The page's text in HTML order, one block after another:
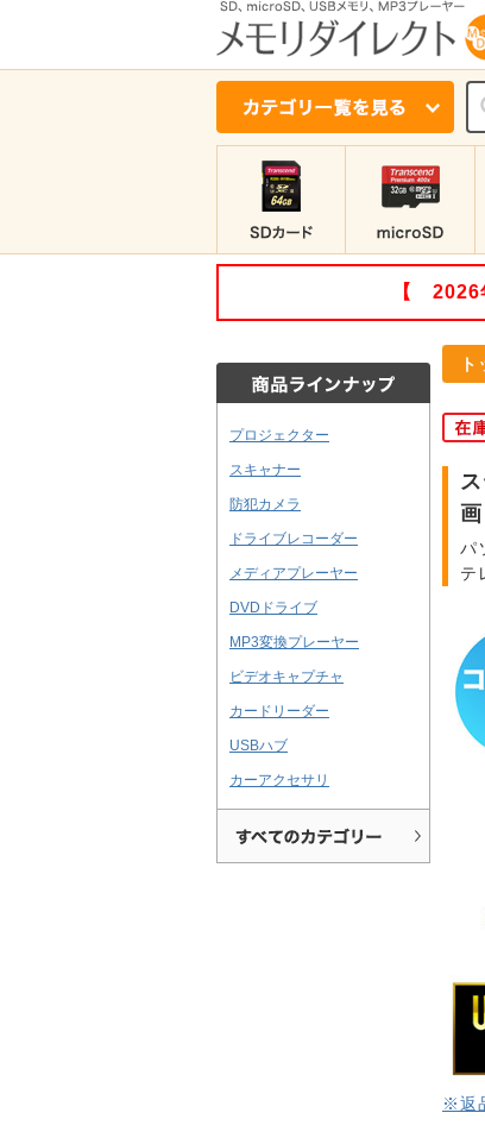
【 2026
プロジェクター
スキャナー
防犯カメラ
ドライブレコーダー
メディアプレーヤー
DVDドライブ
MP3変換プレーヤー
ビデオキャプチャ
カードリーダー
USBハブ
カーアクセサリ
ト
パ
テ
※返